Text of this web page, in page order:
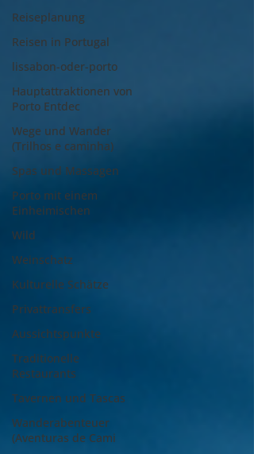
Reiseplanung
Reisen in Portugal
lissabon-oder-porto
Hauptattraktionen von
Porto Entdec
Wege und Wander
(Trilhos e caminha)
Spas und Massagen
Porto mit einem
Einheimischen
Wild
Weinschatz
Kulturelle Schätze
Privattransfers
Aussichtspunkte
Traditionelle
Restaurants
Tavernen und Tascas
Wanderabenteuer
(Aventuras de Cami